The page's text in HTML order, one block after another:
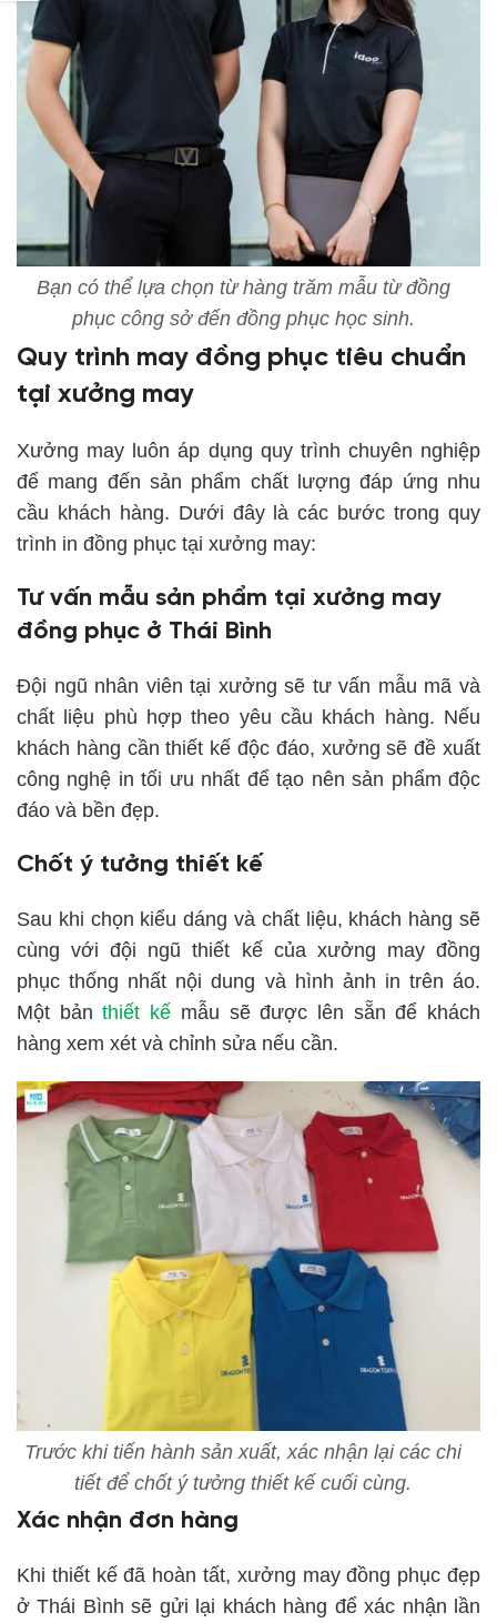
Bạn có thể lựa chọn từ hàng trăm mẫu từ đồng
phục công sở đến đồng phục học sinh.
Quy trình may đồng phục tiêu chuẩn
tại xưởng may
Xưởng may luôn áp dụng quy trình chuyên nghiệp
để mang đến sản phẩm chất lượng đáp ứng nhu
cầu khách hàng. Dưới đây là các bước trong quy
trình in đồng phục tại xưởng may:
Tư vấn mẫu sản phẩm tại xưởng may
đồng phục ở Thái Bình
Đội ngũ nhân viên tại xưởng sẽ tư vấn mẫu mã và
chất liệu phù hợp theo yêu cầu khách hàng. Nếu
khách hàng cần thiết kế độc đáo, xưởng sẽ đề xuất
công nghệ in tối ưu nhất để tạo nên sản phẩm độc
đáo và bền đẹp.
Chốt ý tưởng thiết kế
Sau khi chọn kiểu dáng và chất liệu, khách hàng sẽ
cùng với đội ngũ thiết kế của xưởng may đồng
phục thống nhất nội dung và hình ảnh in trên áo.
Một bảnthiết kế mẫu sẽ được lên sẵn để khách
hàng xem xét và chỉnh sửa nếu cần.
Trước khi tiến hành sản xuất, xác nhận lại các chi
tiết để chốt ý tưởng thiết kế cuối cùng.
Xác nhận đơn hàng
Khi thiết kế đã hoàn tất, xưởng may đồng phục đẹp
ở Thái Bình sẽ gửi lại khách hàng để xác nhận lần